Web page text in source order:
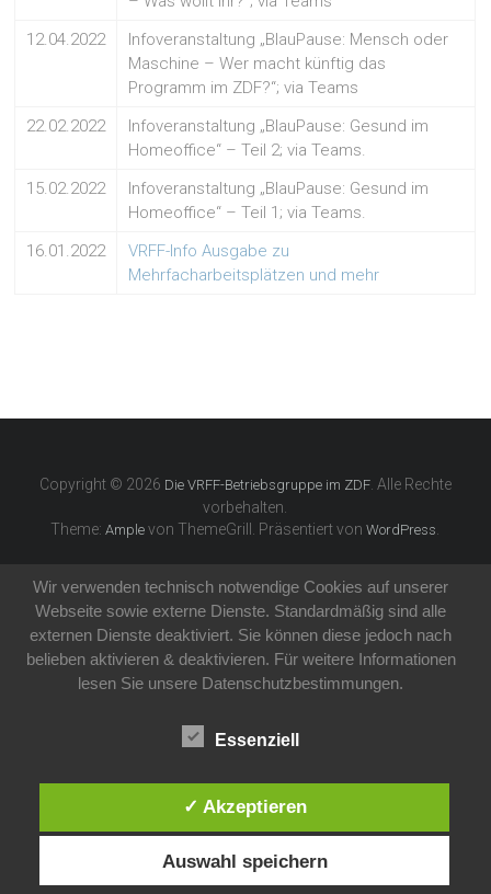
12.04.2022
Infoveranstaltung „BlauPause: Mensch oder
Maschine – Wer macht künftig das
Programm im ZDF?“; via Teams
22.02.2022
Infoveranstaltung „BlauPause: Gesund im
Homeoffice“ – Teil 2; via Teams.
15.02.2022
Infoveranstaltung „BlauPause: Gesund im
Homeoffice“ – Teil 1; via Teams.
16.01.2022
VRFF-Info Ausgabe zu
Mehrfacharbeitsplätzen und mehr
Copyright © 2026 Die VRFF-Betriebsgruppe im ZDF. Alle Rechte
vorbehalten.
Theme:Ample von ThemeGrill. Präsentiert vonWordPress
Wir verwenden technisch notwendige Cookies auf unserer
Webseite sowie externe Dienste. Standardmäßig sind alle
externen Dienste deaktiviert. Sie können diese jedoch nach
belieben aktivieren & deaktivieren. Für weitere Informationen
lesen Sie unsere Datenschutzbestimmungen.
Essenziell
✓ Akzeptieren
Auswahl speichern